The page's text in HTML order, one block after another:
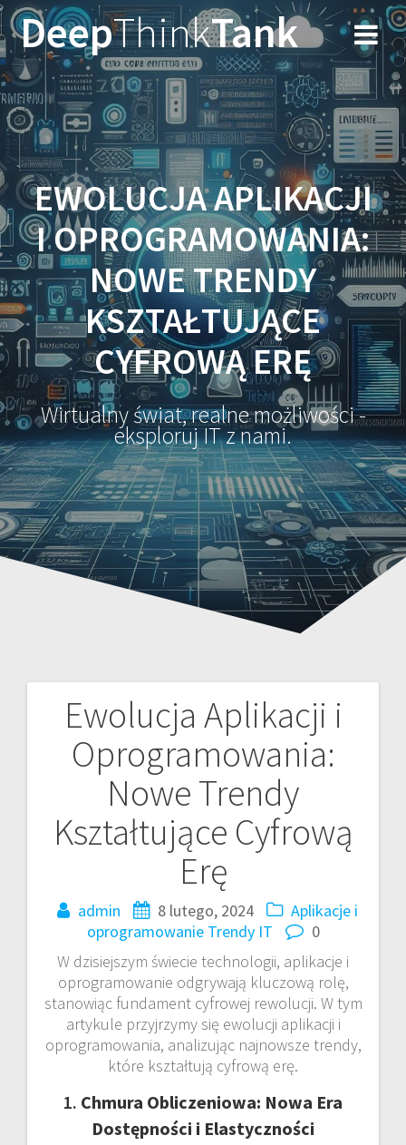
Przejdź
do
treści
DeepThinkTank
EWOLUCJA APLIKACJI
I OPROGRAMOWANIA:
NOWE TRENDY
KSZTAŁTUJĄCE
CYFROWĄ ERĘ
Wirtualny świat, realne możliwości -
eksploruj IT z nami.
Ewolucja Aplikacji i
Oprogramowania:
Nowe Trendy
Kształtujące Cyfrową
Erę
admin 8 lutego, 2024
Aplikacje i
oprogramowanie Trendy IT
0
W dzisiejszym świecie technologii, aplikacje i
oprogramowanie odgrywają kluczową rolę,
stanowiąc fundament cyfrowej rewolucji. W tym
artykule przyjrzymy się ewolucji aplikacji i
oprogramowania, analizując najnowsze trendy,
które kształtują cyfrową erę.
1. Chmura Obliczeniowa: Nowa Era
Dostępności i Elastyczności
Nawigacja
wpisu